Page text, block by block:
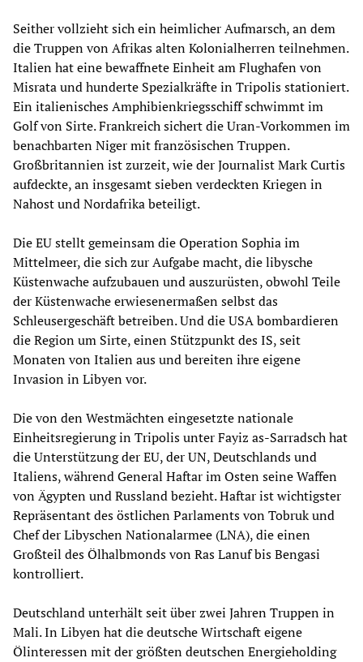
Seither vollzieht sich ein heimlicher Aufmarsch, an dem
die Truppen von Afrikas alten Kolonialherren teilnehmen.
Italien hat eine bewaffnete Einheit am Flughafen von
Misrata und hunderte Spezialkräfte in Tripolis stationiert.
Ein italienisches Amphibienkriegsschiff schwimmt im
Golf von Sirte. Frankreich sichert die Uran-Vorkommen im
benachbarten Niger mit französischen Truppen.
Großbritannien ist zurzeit, wie der Journalist Mark Curtis
aufdeckte, an insgesamt sieben verdeckten Kriegen in
Nahost und Nordafrika beteiligt.
Die EU stellt gemeinsam die Operation Sophia im
Mittelmeer, die sich zur Aufgabe macht, die libysche
Küstenwache aufzubauen und auszurüsten, obwohl Teile
der Küstenwache erwiesenermaßen selbst das
Schleusergeschäft betreiben. Und die USA bombardieren
die Region um Sirte, einen Stützpunkt des IS, seit
Monaten von Italien aus und bereiten ihre eigene
Invasion in Libyen vor.
Die von den Westmächten eingesetzte nationale
Einheitsregierung in Tripolis unter Fayiz as-Sarradsch hat
die Unterstützung der EU, der UN, Deutschlands und
Italiens, während General Haftar im Osten seine Waffen
von Ägypten und Russland bezieht. Haftar ist wichtigster
Repräsentant des östlichen Parlaments von Tobruk und
Chef der Libyschen Nationalarmee (LNA), die einen
Großteil des Ölhalbmonds von Ras Lanuf bis Bengasi
kontrolliert.
Deutschland unterhält seit über zwei Jahren Truppen in
Mali. In Libyen hat die deutsche Wirtschaft eigene
Ölinteressen mit der größten deutschen Energieholding